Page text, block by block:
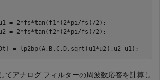
= 2*fs*tan(f1*(2*pi/fs)/2);
= 2*fs*tan(f2*(2*pi/fs)/2);
= lp2bp(A,B,C,D,sqrt(u1*u2),u2-u1);
てアナログ フィルターの周波数応答を計算し